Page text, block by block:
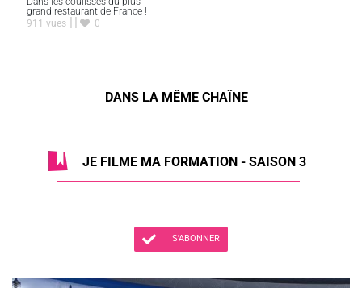
grand restaurant de France !
911 vues
0
DANS LA MÊME CHAÎNE
JE FILME MA FORMATION - SAISON 3
S'ABONNER